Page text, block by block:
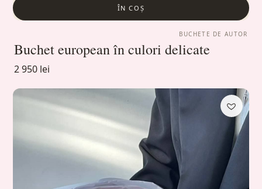
ÎN COȘ
BUCHETE DE AUTOR
Buchet european în culori delicate
2 950 lei